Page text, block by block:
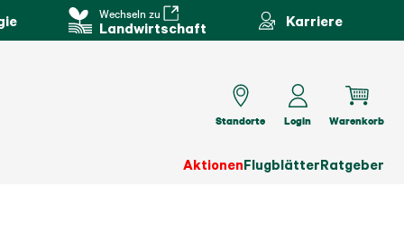
Wechseln zu
Landwirtschaft Karriere
AktionenFlugblätterRatgeber
Standorte Login Warenkorb